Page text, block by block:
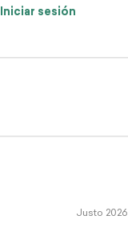
Iniciar sesión
Justo 2026